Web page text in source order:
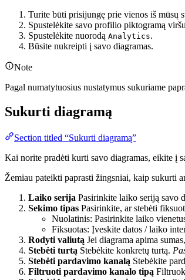
Turite būti prisijungę prie vienos iš mūsų
Spustelėkite savo profilio piktogramą
Spustelėkite nuorodą Analytics.
Būsite nukreipti į savo diagramas.
Note
Pagal numatytuosius nustatymus sukuriame
Sukurti diagramą
Section titled “Sukurti diagramą”
Kai norite pradėti kurti savo diagramas, eikite į
Žemiau pateikti paprasti žingsniai, kaip sukurti
Laiko serija Pasirinkite laiko seriją savo
Sekimo tipas Pasirinkite, ar stebėti
Nuolatinis: Pasirinkite laiko
Fiksuotas: Įveskite datos / laiko
Rodyti valiutą Jei diagrama apima
Stebėti turtą Stebėkite konkretų turtą.
Stebėti pardavimo kanalą Stebėkite
Filtruoti pardavimo kanalo tipą